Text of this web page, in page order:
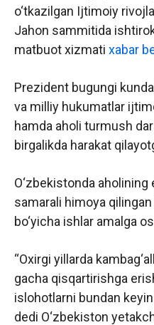
o‘tkazilgan Ijtimoiy
Jahon sammitida
matbuot xizmati xabar
Prezident bugungi
va milliy hukumatlar
hamda aholi turmush
birgalikda harakat
O‘zbekistonda
samarali himoya
bo‘yicha ishlar amalga
“Oxirgi yillarda
gacha qisqartirishga
islohotlarni bundan
dedi O‘zbekiston